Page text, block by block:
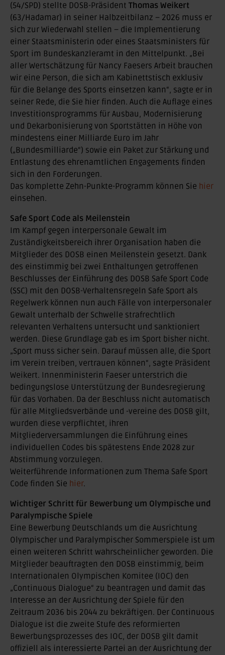
(54/SPD) stellte DOSB-Präsident Thomas Weikert
(63/Hadamar) in seiner Halbzeitbilanz – 2026 muss er
sich zur Wiederwahl stellen – die Implementierung
einer Staatsministerin oder eines Staatsministers für
Sport im Bundeskanzleramt in den Mittelpunkt. „Bei
aller Wertschätzung für Nancy Faesers Arbeit brauchen
wir eine Person, die sich am Kabinettstisch exklusiv
für die Belange des Sports einsetzen kann“, sagte er in
seiner Rede, die Sie hier finden. Auch die Auflage eines
Investitionsprogramms für Ausbau, Modernisierung
und Dekarbonisierung von Sportstätten in Höhe von
mindestens einer Milliarde Euro im Jahr
(„Bundesmilliarde“) sowie ein Paket zur Stärkung und
Entlastung des ehrenamtlichen Engagements finden
sich in den Forderungen.
Das komplette Zehn-Punkte-Programm können Sie hier
einsehen.
Safe Sport Code als Meilenstein
Im Kampf gegen interpersonale Gewalt im
Zuständigkeitsbereich ihrer Organisation haben die
Mitglieder des DOSB einen Meilenstein gesetzt. Dank
des einstimmig bei zwei Enthaltungen getroffenen
Beschlusses der Einführung des DOSB Safe Sport Code
(SSC) mit den DOSB-Verhaltensregeln Safe Sport als
Regelwerk können nun auch Fälle von interpersonaler
Gewalt unterhalb der Schwelle strafrechtlich
relevanten Verhaltens untersucht und sanktioniert
werden. Diese Grundlage gab es im Sport bisher nicht.
„Sport muss sicher sein. Darauf müssen alle, die Sport
im Verein treiben, vertrauen können“, sagte Präsident
Weikert. Innenministerin Faeser unterstrich die
bedingungslose Unterstützung der Bundesregierung
für das Vorhaben. Da der Beschluss nicht automatisch
für alle Mitgliedsverbände und -vereine des DOSB gilt,
wurden diese verpflichtet, ihren
Mitgliederversammlungen die Einführung eines
individuellen Codes bis spätestens Ende 2028 zur
Abstimmung vorzulegen.
Weiterführende Informationen zum Thema Safe Sport
Code finden Sie hier.
Wichtiger Schritt für Bewerbung um Olympische und
Paralympische Spiele
Eine Bewerbung Deutschlands um die Ausrichtung
Olympischer und Paralympischer Sommerspiele ist um
einen weiteren Schritt wahrscheinlicher geworden. Die
Mitglieder beauftragten den DOSB einstimmig, beim
Internationalen Olympischen Komitee (IOC) den
„Continuous Dialogue“ zu beantragen und damit das
Interesse an der Ausrichtung der Spiele für den
Zeitraum 2036 bis 2044 zu bekräftigen. Der Continuous
Dialogue ist die zweite Stufe des reformierten
Bewerbungsprozesses des IOC, der DOSB gilt damit
offiziell als interessierte Partei an der Ausrichtung der